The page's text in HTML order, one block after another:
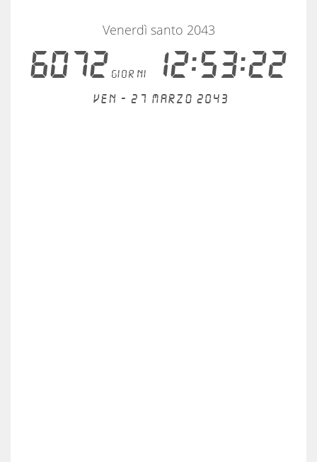
6072giorni12:53:22
Venerdì santo 2043
Ven - 27 marzo 2043